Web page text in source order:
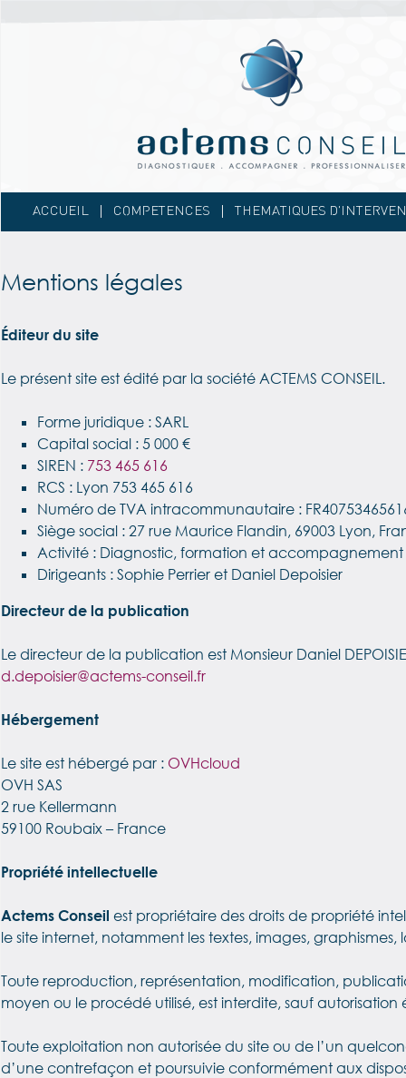
Skip to content
ACCUEIL COMPETENCES THEMATIQUES
Mentions légales
Éditeur du site
Le présent site est édité par la société ACTEMS CONSEIL.
Forme juridique : SARL
Capital social : 5 000 €
SIREN : 753 465 616
RCS : Lyon 753 465 616
Numéro de TVA intracommunautaire :
Siège social : 27 rue Maurice Flandin, 69003 Lyon,
Activité : Diagnostic, formation et
Dirigeants : Sophie Perrier et Daniel Depoisier
Directeur de la publication
Le directeur de la publication est Monsieur Daniel
d.depoisier@actems-conseil.fr
Hébergement
Le site est hébergé par : OVHcloud
OVH SAS
2 rue Kellermann
59100 Roubaix – France
Propriété intellectuelle
Actems Conseil est propriétaire des droits de propriété
le site internet, notamment les textes, images,
Toute reproduction, représentation, modification,
moyen ou le procédé utilisé, est interdite, sauf
Toute exploitation non autorisée du site ou de l’un
d’une contrefaçon et poursuivie conformément aux